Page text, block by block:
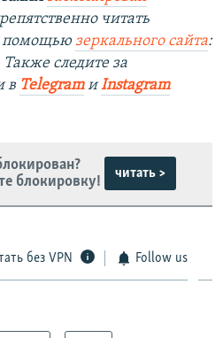
читать
помощью зеркального сайта:
Также следите за
в TelegramиInstagram
блокировку!
читать >
без VPN Follow us